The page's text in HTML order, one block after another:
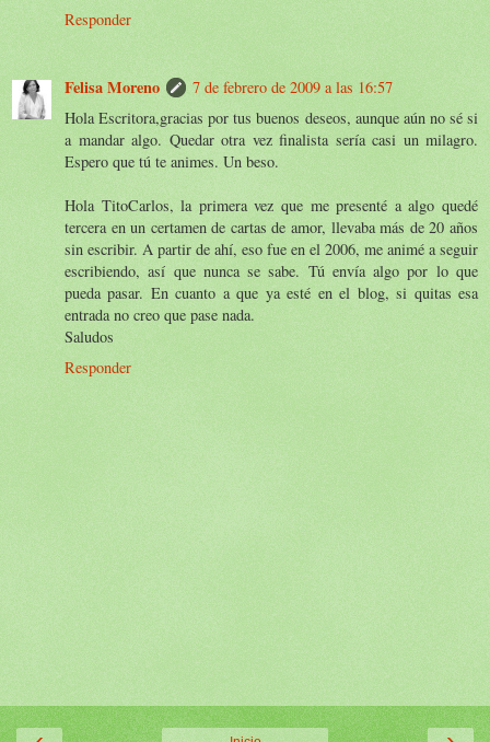
Responder
Felisa Moreno
7 de febrero de 2009 a las 16:57
Hola Escritora,gracias por tus buenos deseos, aunque aún no sé si
a mandar algo. Quedar otra vez finalista sería casi un milagro.
Espero que tú te animes. Un beso.
Hola TitoCarlos, la primera vez que me presenté a algo quedé
tercera en un certamen de cartas de amor, llevaba más de 20 años
sin escribir. A partir de ahí, eso fue en el 2006, me animé a seguir
escribiendo, así que nunca se sabe. Tú envía algo por lo que
pueda pasar. En cuanto a que ya esté en el blog, si quitas esa
entrada no creo que pase nada.
Saludos
Responder